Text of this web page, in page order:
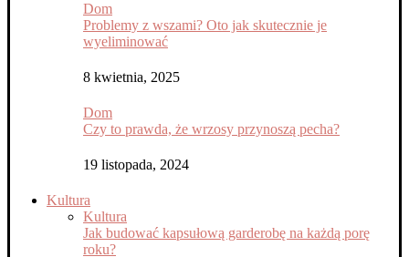
Dom
Problemy z wszami? Oto jak skutecznie je
wyeliminować
8 kwietnia, 2025
Dom
Czy to prawda, że wrzosy przynoszą pecha?
19 listopada, 2024
Kultura
Kultura
Jak budować kapsułową garderobę na każdą porę
roku?